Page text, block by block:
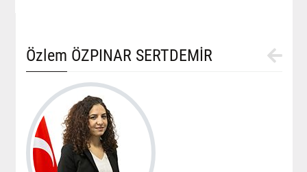
Özlem ÖZPINAR SERTDEMİR